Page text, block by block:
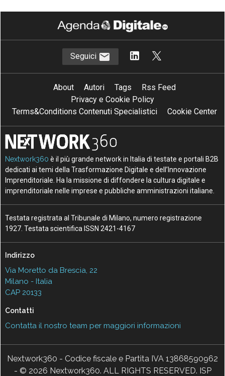
Seguici
About Autori Tags
Rss Feed
Privacy e Cookie Policy
Terms&Conditions Contenuti Specialistici
Cookie Center
Nextwork360 è il più grande network in Italia di testate e portali B2B
dedicati ai temi della Trasformazione Digitale e dell’Innovazione
Imprenditoriale. Ha la missione di diffondere la cultura digitale e
imprenditoriale nelle imprese e pubbliche amministrazioni italiane.
Testata registrata al Tribunale di Milano, numero registrazione
1927. Testata scientifica ISSN 2421-4167
Indirizzo
Via Moretto da Brescia, 22
Milano - Italia
CAP 20133
Contatti
Contatta il nostro team per maggiori informazioni
Nextwork360 - Codice fiscale e Partita IVA 13868590962
- © 2026 Nextwork360. ALL RIGHTS RESERVED. ISP